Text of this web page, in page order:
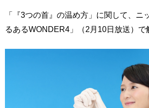
「『3つの首』の温め方」に関して、ニ
るあるWONDER4」（2月10日放送）で